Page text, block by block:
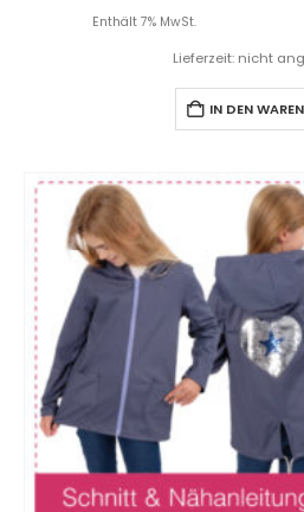
Enthält 7% MwSt.
Lieferzeit: nicht
IN DEN